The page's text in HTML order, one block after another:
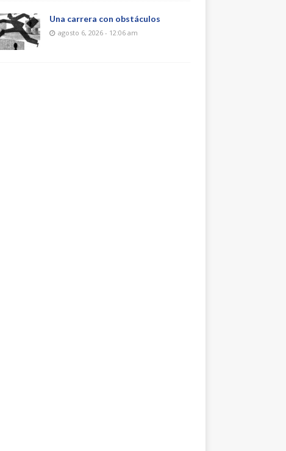
Una carrera con obstáculos
agosto 6, 2026 - 12:06 am